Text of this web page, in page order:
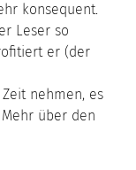
konsequent.
Leser so
er (der
nehmen, es
über den